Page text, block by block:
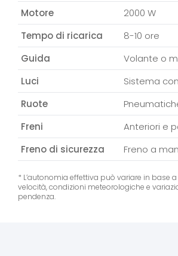
Motore
2000 W
Tempo di ricarica
8-10 ore
Guida
Volante o
Luci
Sistema
Ruote
Freni
Anteriori e
Freno di sicurezza
Freno a
* L’autonomia effettiva può variare in base
velocità, condizioni meteorologiche e
pendenza.